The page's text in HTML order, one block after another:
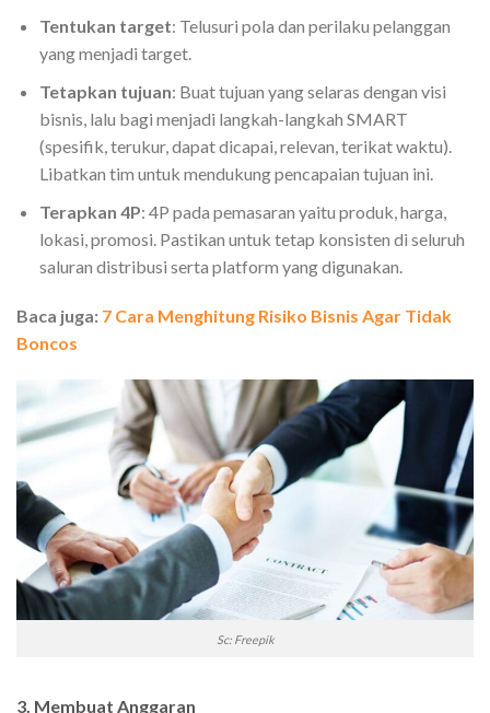
Tentukan target: Telusuri pola dan perilaku pelanggan
yang menjadi target.
Tetapkan tujuan: Buat tujuan yang selaras dengan visi
bisnis, lalu bagi menjadi langkah-langkah SMART
(spesifik, terukur, dapat dicapai, relevan, terikat waktu).
Libatkan tim untuk mendukung pencapaian tujuan ini.
Terapkan 4P: 4P pada pemasaran yaitu produk, harga,
lokasi, promosi. Pastikan untuk tetap konsisten di seluruh
saluran distribusi serta platform yang digunakan.
Baca juga: 7 Cara Menghitung Risiko Bisnis Agar Tidak
Boncos
Sc: Freepik
3. Membuat Anggaran